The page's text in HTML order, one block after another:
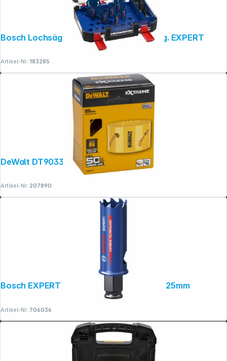
Bosch Lochsäge ToughMaterial-Set 9-tlg. EXPERT
Artikel-Nr.:183285
DeWalt DT90334-QZ Lochsäge 89mm
Artikel-Nr.:207890
Bosch EXPERT ToughMaterial Lochsäge 25mm
Artikel-Nr.:706036